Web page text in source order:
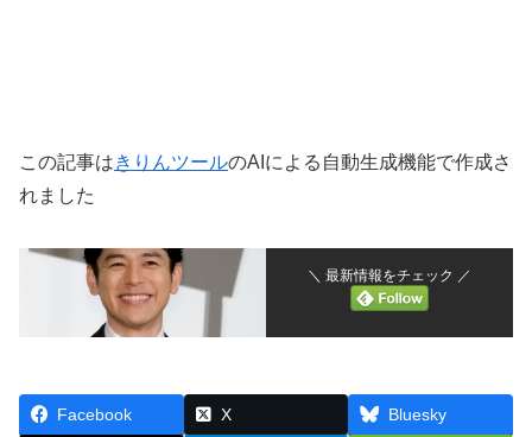
この記事はきりんツールのAIによる自動生成機能で作成さ
れました
＼ 最新情報をチェック ／
Facebook X
Bluesky